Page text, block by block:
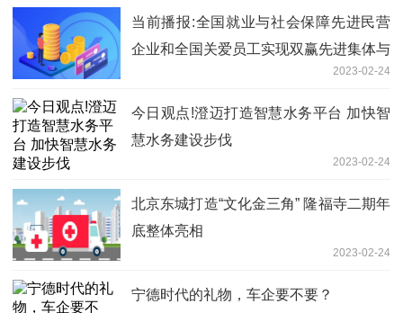
当前播报:全国就业与社会保障先进民营
企业和全国关爱员工实现双赢先进集体与
个人名单公布 我市1家企业1家工会和1名
个人获表彰
2023-02-24
今日观点!澄迈打造智慧水务平台 加快智
慧水务建设步伐
2023-02-24
北京东城打造“文化金三角” 隆福寺二期年
底整体亮相
2023-02-24
宁德时代的礼物，车企要不要？